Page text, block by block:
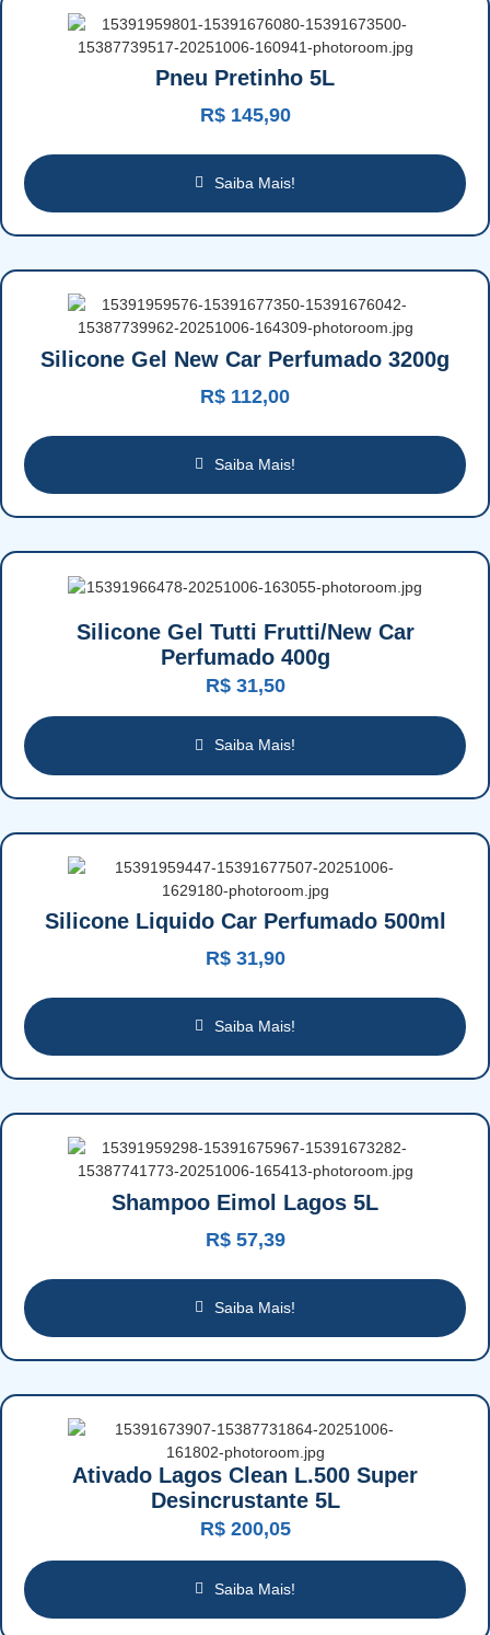
Pneu Pretinho 5L
R$145,90
Saiba Mais!
Silicone Gel New Car Perfumado 3200g
R$ 112,00
Saiba Mais!
Silicone Gel Tutti Frutti/New Car
Perfumado 400g
R$31,50
Saiba Mais!
Silicone Liquido Car Perfumado 500ml
R$31,90
Saiba Mais!
Shampoo Eimol Lagos 5L
R$57,39
Saiba Mais!
Ativado Lagos Clean L.500 Super
Desincrustante 5L
R$200,05
Saiba Mais!